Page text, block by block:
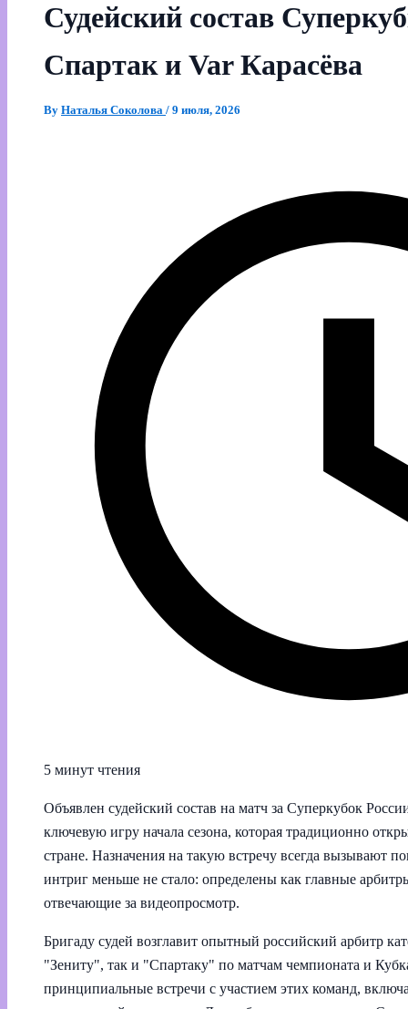
Судейский состав
Спартак и Var Карасёва
By Наталья Соколова / 9 июля, 2026
5 минут чтения
Объявлен судейский состав на матч за Суперкубок
ключевую игру начала сезона, которая традиционно
стране. Назначения на такую встречу всегда вызывают
интриг меньше не стало: определены как главные
отвечающие за видеопросмотр.
Бригаду судей возглавит опытный российский арбитр
"Зениту", так и "Спартаку" по матчам чемпионата и
принципиальные встречи с участием этих команд,